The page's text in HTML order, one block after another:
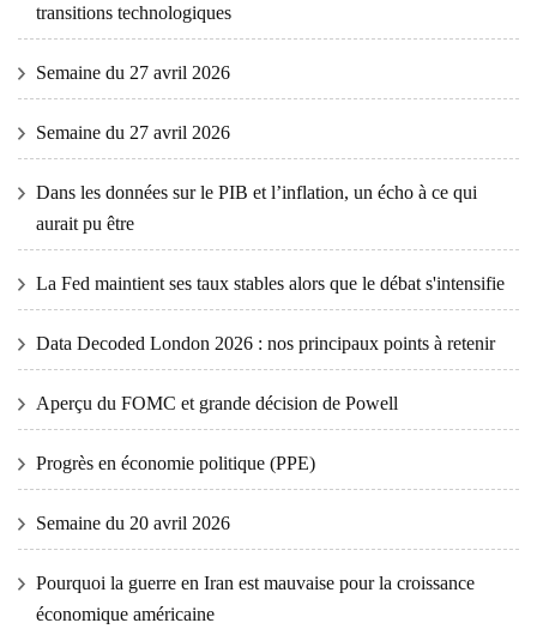
transitions technologiques
Semaine du 27 avril 2026
Semaine du 27 avril 2026
Dans les données sur le PIB et l’inflation, un écho à ce qui
aurait pu être
La Fed maintient ses taux stables alors que le débat s'intensifie
Data Decoded London 2026 : nos principaux points à retenir
Aperçu du FOMC et grande décision de Powell
Progrès en économie politique (PPE)
Semaine du 20 avril 2026
Pourquoi la guerre en Iran est mauvaise pour la croissance
économique américaine